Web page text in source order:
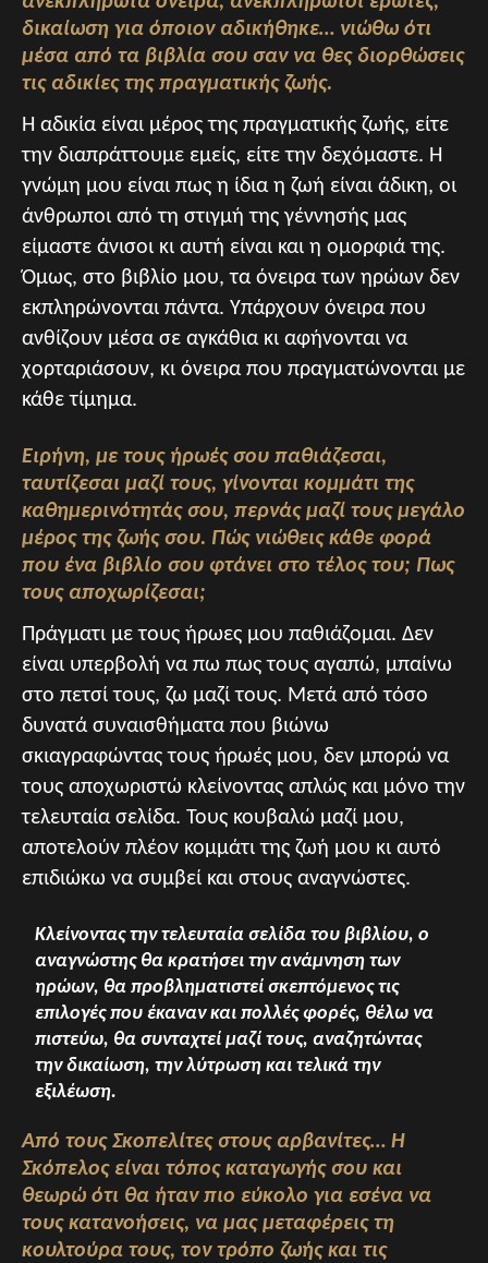
δικαίωση για όποιον αδικήθηκε… νιώθω ότι
μέσα από τα βιβλία σου σαν να θες διορθώσεις
τις αδικίες της πραγματικής ζωής.
Η αδικία είναι μέρος της πραγματικής ζωής, είτε
την διαπράττουμε εμείς, είτε την δεχόμαστε. Η
γνώμη μου είναι πως η ίδια η ζωή είναι άδικη, οι
άνθρωποι από τη στιγμή της γέννησής μας
είμαστε άνισοι κι αυτή είναι και η ομορφιά της.
Όμως, στο βιβλίο μου, τα όνειρα των ηρώων δεν
εκπληρώνονται πάντα. Υπάρχουν όνειρα που
ανθίζουν μέσα σε αγκάθια κι αφήνονται να
χορταριάσουν, κι όνειρα που πραγματώνονται με
κάθε τίμημα.
Ειρήνη, με τους ήρωές σου παθιάζεσαι,
ταυτίζεσαι μαζί τους, γίνονται κομμάτι της
καθημερινότητάς σου, περνάς μαζί τους μεγάλο
μέρος της ζωής σου. Πώς νιώθεις κάθε φορά
που ένα βιβλίο σου φτάνει στο τέλος του; Πως
τους αποχωρίζεσαι;
Πράγματι με τους ήρωες μου παθιάζομαι. Δεν
είναι υπερβολή να πω πως τους αγαπώ, μπαίνω
στο πετσί τους, ζω μαζί τους. Μετά από τόσο
δυνατά συναισθήματα που βιώνω
σκιαγραφώντας τους ήρωές μου, δεν μπορώ να
τους αποχωριστώ κλείνοντας απλώς και μόνο την
τελευταία σελίδα. Τους κουβαλώ μαζί μου,
αποτελούν πλέον κομμάτι της ζωή μου κι αυτό
επιδιώκω να συμβεί και στους αναγνώστες.
Κλείνοντας την τελευταία σελίδα του βιβλίου, ο
αναγνώστης θα κρατήσει την ανάμνηση των
ηρώων, θα προβληματιστεί σκεπτόμενος τις
επιλογές που έκαναν και πολλές φορές, θέλω να
πιστεύω, θα συνταχτεί μαζί τους, αναζητώντας
την δικαίωση, την λύτρωση και τελικά την
εξιλέωση.
Από τους Σκοπελίτες στους αρβανίτες… Η
Σκόπελος είναι τόπος καταγωγής σου και
θεωρώ ότι θα ήταν πιο εύκολο για εσένα να
τους κατανοήσεις, να μας μεταφέρεις τη
κουλτούρα τους, τον τρόπο ζωής και τις